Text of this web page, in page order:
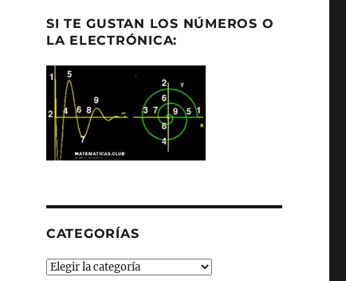
SI TE GUSTAN LOS NÚMEROS O
LA ELECTRÓNICA:
CATEGORÍAS
Categorías